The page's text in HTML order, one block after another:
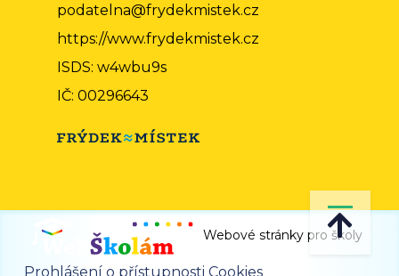
podatelna@frydekmistek.cz
https://www.frydekmistek.cz
ISDS: w4wbu9s
IČ: 00296643
Webové stránky pro školy
Prohlášení o přístupnosti Cookies